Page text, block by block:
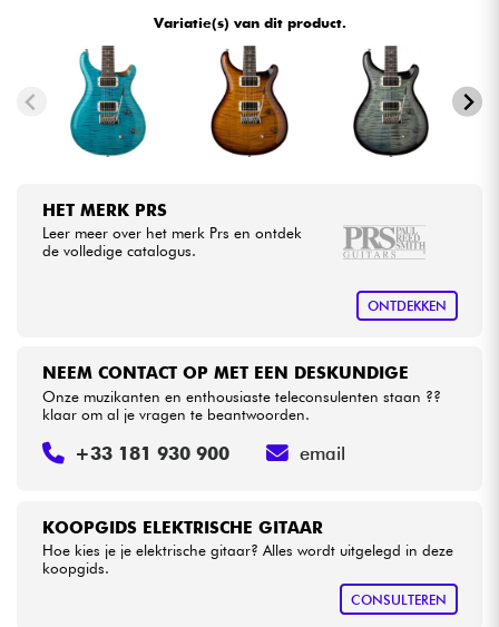
Variatie(s) van dit product.
HET MERK PRS
Leer meer over het merk Prs en ontdek
de volledige catalogus.
ONTDEKKEN
KOOPGIDS ELEKTRISCHE GITAAR
Hoe kies je je elektrische gitaar? Alles wordt uitgelegd in deze
koopgids.
CONSULTEREN
NEEM CONTACT OP MET EEN DESKUNDIGE
Onze muzikanten en enthousiaste teleconsulenten staan ??
klaar om al je vragen te beantwoorden.
+33 181 930 900 email